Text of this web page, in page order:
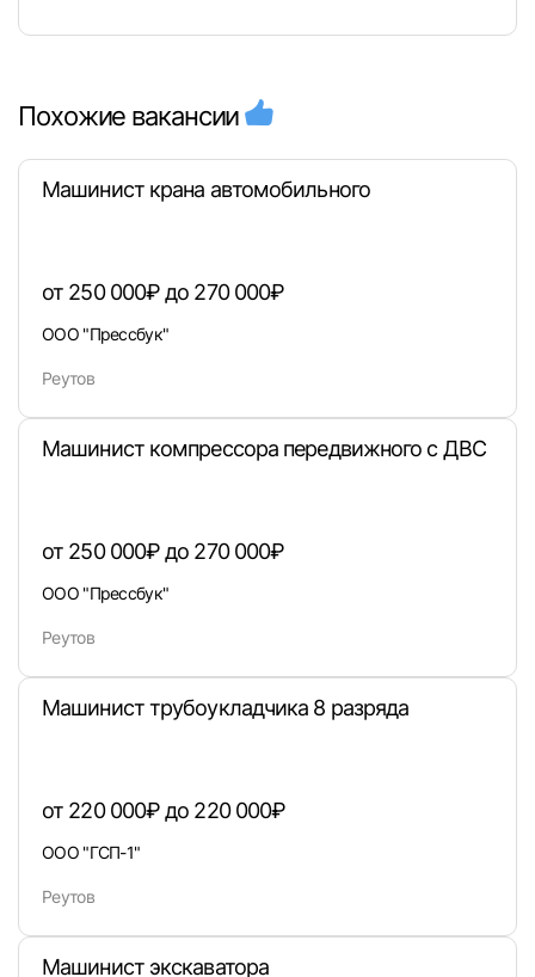
Вход в личный кабинет
E-mail или Телефон
Пароль
Похожие вакансии
Машинист крана автомобильного
от 250 000₽ до 270 000₽
ООО "Прессбук"
Реутов
Машинист компрессора передвижного с ДВС
от 250 000₽ до 270 000₽
ООО "Прессбук"
Реутов
Машинист трубоукладчика 8 разряда
от 220 000₽ до 220 000₽
ООО "ГСП-1"
Реутов
Машинист экскаватора